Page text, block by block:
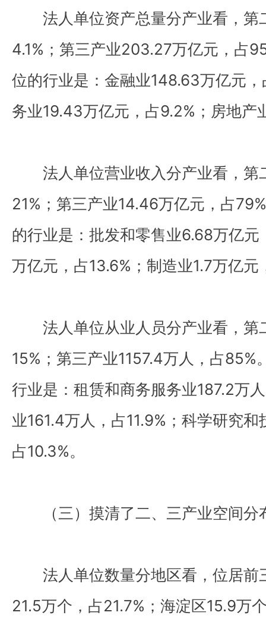
法人单位资产总量分产业看，第
4.1%；第三产业203.27万亿元，占
位的行业是：金融业148.63万亿元
务业19.43万亿元，占9.2%；房地产
法人单位营业收入分产业看，第
21%；第三产业14.46万亿元，占
的行业是：批发和零售业6.68万亿
万亿元，占13.6%；制造业1.7万亿元
法人单位从业人员分产业看，第
15%；第三产业1157.4万人，占85%
行业是：租赁和商务服务业187.2万
业161.4万人，占11.9%；科学研究
占10.3%。
（三）摸清了二、三产业空间分
法人单位数量分地区看，位居前
21.5万个，占21.7%；海淀区15.9万